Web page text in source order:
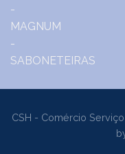
CSH - Comércio